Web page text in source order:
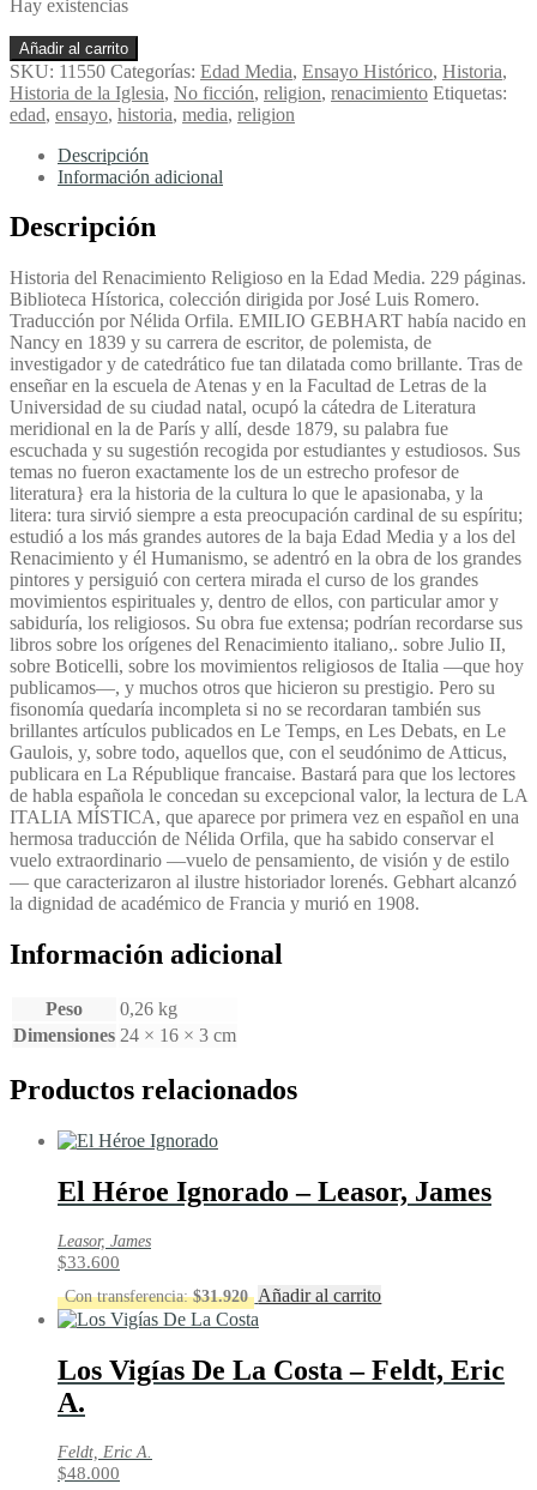
Hay existencias
La
Italia
Mística
-
Emilio
cantidad
Añadir al carrito
SKU: 11550 Categorías: Edad Media, Ensayo Histórico, Historia,
Historia de la Iglesia, No ficción, religion, renacimiento Etiquetas:
edad, ensayo, historia, media, religion
Descripción
Información adicional
Descripción
Historia del Renacimiento Religioso en la Edad Media. 229 páginas.
Biblioteca Hístorica, colección dirigida por José Luis Romero.
Traducción por Nélida Orfila. EMILIO GEBHART había nacido en
Nancy en 1839 y su carrera de escritor, de polemista, de
investigador y de catedrático fue tan dilatada como brillante. Tras de
enseñar en la escuela de Atenas y en la Facultad de Letras de la
Universidad de su ciudad natal, ocupó la cátedra de Literatura
meridional en la de París y allí, desde 1879, su palabra fue
escuchada y su sugestión recogida por estudiantes y estudiosos. Sus
temas no fueron exactamente los de un estrecho profesor de
literatura} era la historia de la cultura lo que le apasionaba, y la
litera: tura sirvió siempre a esta preocupación cardinal de su espíritu;
estudió a los más grandes autores de la baja Edad Media y a los del
Renacimiento y él Humanismo, se adentró en la obra de los grandes
pintores y persiguió con certera mirada el curso de los grandes
movimientos espirituales y, dentro de ellos, con particular amor y
sabiduría, los religiosos. Su obra fue extensa; podrían recordarse sus
libros sobre los orígenes del Renacimiento italiano,. sobre Julio II,
sobre Boticelli, sobre los movimientos religiosos de Italia —que hoy
publicamos—, y muchos otros que hicieron su prestigio. Pero su
fisonomía quedaría incompleta si no se recordaran también sus
brillantes artículos publicados en Le Temps, en Les Debats, en Le
Gaulois, y, sobre todo, aquellos que, con el seudónimo de Atticus,
publicara en La République francaise. Bastará para que los lectores
de habla española le concedan su excepcional valor, la lectura de LA
ITALIA MÍSTICA, que aparece por primera vez en español en una
hermosa traducción de Nélida Orfila, que ha sabido conservar el
vuelo extraordinario —vuelo de pensamiento, de visión y de estilo
— que caracterizaron al ilustre historiador lorenés. Gebhart alcanzó
la dignidad de académico de Francia y murió en 1908.
Información adicional
Peso
0,26 kg
Dimensiones 24 × 16 × 3 cm
Productos relacionados
El Héroe Ignorado – Leasor, James
Leasor, James
$33.600
Con transferencia:$31.920 Añadir al carrito
Los Vigías De La Costa – Feldt, Eric
A.
Feldt, Eric A.
$48.000